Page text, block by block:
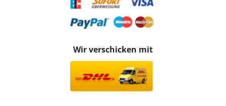
Wir verschicken mit